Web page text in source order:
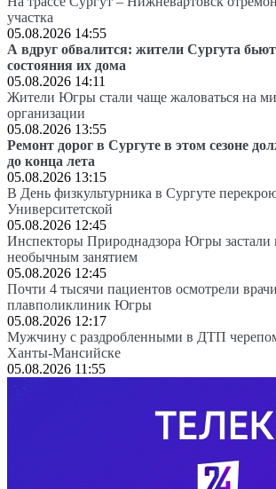
участка
05.08.2026 14:55
А вдруг обвалится: жители Сургута бьют
состояния их дома
05.08.2026 14:11
Жители Югры стали чаще жаловаться на
организации
05.08.2026 13:55
Ремонт дорог в Сургуте в этом сезоне
до конца лета
05.08.2026 13:15
В День физкультурника в Сургуте
Университетской
05.08.2026 12:45
Инспекторы Природнадзора Югры застали
необычным занятием
05.08.2026 12:45
Почти 4 тысячи пациентов осмотрели
плавполиклиник Югры
05.08.2026 12:17
Мужчину с раздробленными в ДТП
Ханты-Мансийске
05.08.2026 11:55